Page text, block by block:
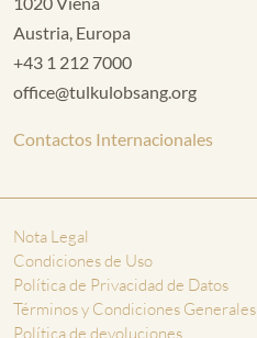
Austria, Europa
+43 1 212 7000
office@tulkulobsang.org
Contactos Internacionales
Nota Legal
Condiciones de Uso
Política de Privacidad de Datos
Términos y Condiciones Generales
Política de devoluciones